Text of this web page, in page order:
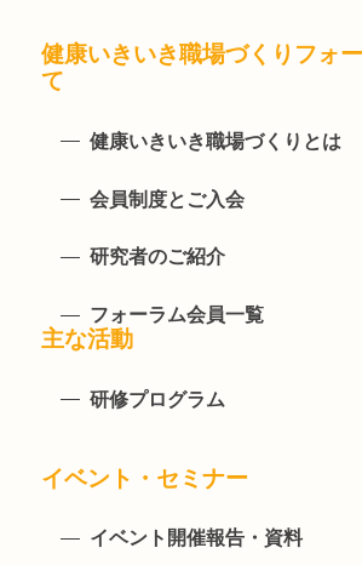
健康いきいき職場づくりフォ
て
健康いきいき職場づくりとは
会員制度とご入会
研究者のご紹介
フォーラム会員一覧
主な活動
研修プログラム
イベント・セミナー
イベント開催報告・資料